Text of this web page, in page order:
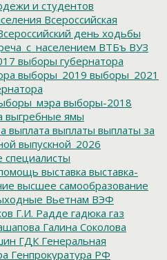
и студентов
Всероссийская
день ходьбы
ВТБъ ВУЗ
выборы губернатора
выборы_2019 выборы_2021
выборы-2018
выгребные ямы
выплата выплаты выплаты за
выпускной_2026
специалисты
выставка выставка-
высшее самообразование
Вьетнам ВЭФ
Г.И. Радде гадюка газ
Галина Соколова
ГДК Генеральная
Генпрокуратура РФ